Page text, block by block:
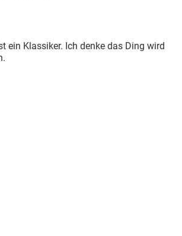
ein Klassiker. Ich denke das Ding wird